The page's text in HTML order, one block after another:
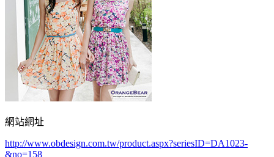
網站網址
http://www.obdesign.com.tw/product.aspx?seriesID=DA1023-
&no=158